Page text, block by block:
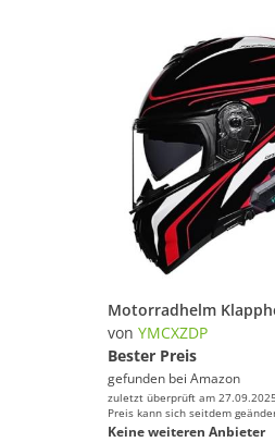
von YMCXZDP
Bester Preis
gefunden bei Amazon
zuletzt überprüft am
Preis kann sich seitdem
Keine weiteren Anbieter